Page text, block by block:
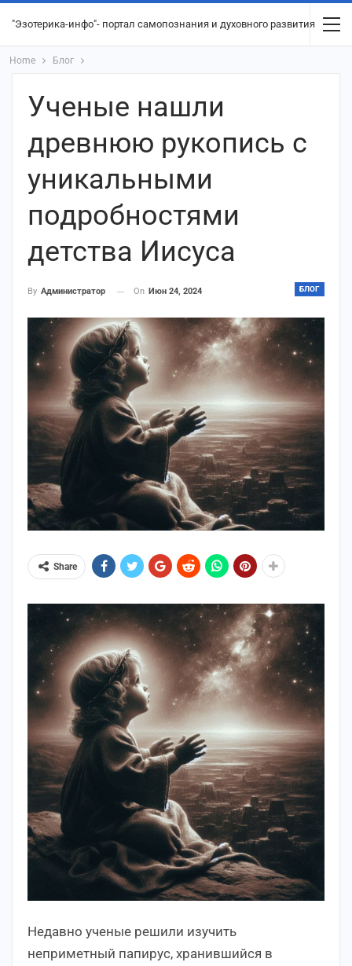
"Эзотерика-инфо"- портал самопознания и духовного развития
Home Блог
Ученые нашли
древнюю рукопись с
уникальными
подробностями
детства Иисуса
БЛОГ
By Администратор On Июн 24, 2024
Share
Недавно ученые решили изучить
неприметный папирус, хранившийся в